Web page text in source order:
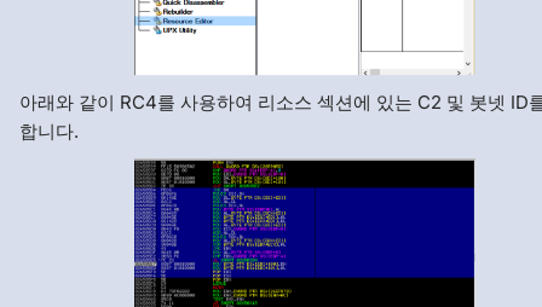
아래와 같이 RC4를 사용하여 리소스 섹션에 있는 C2 및 봇넷 ID
합니다.